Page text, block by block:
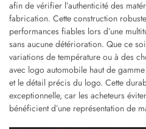
afin de vérifier l’authenticité des
fabrication. Cette construction
performances fiables lors d’une
sans aucune détérioration. Que ce
variations de température ou à des
avec logo automobile haut de
et le détail précis du logo. Cette
exceptionnelle, car les acheteurs
bénéficient d’une représentation de